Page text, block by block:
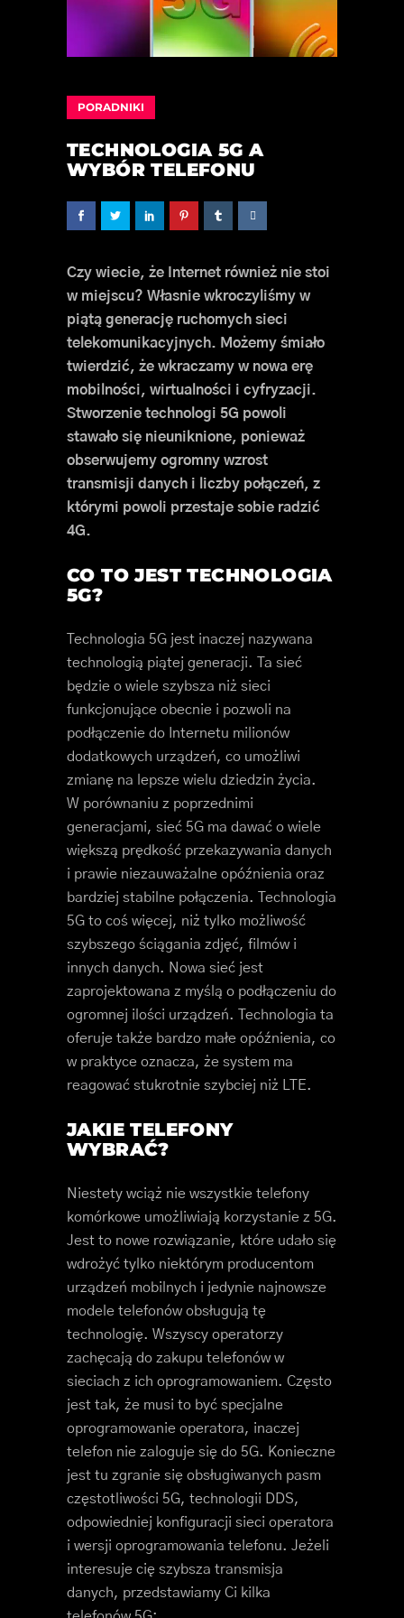
PORADNIKI
TECHNOLOGIA 5G A
WYBÓR TELEFONU
Czy wiecie, że Internet również nie stoi
w miejscu? Własnie wkroczyliśmy w
piątą generację ruchomych sieci
telekomunikacyjnych. Możemy śmiało
twierdzić, że wkraczamy w nowa erę
mobilności, wirtualności i cyfryzacji.
Stworzenie technologi 5G powoli
stawało się nieuniknione, ponieważ
obserwujemy ogromny wzrost
transmisji danych i liczby połączeń, z
którymi powoli przestaje sobie radzić
4G.
CO TO JEST TECHNOLOGIA
5G?
Technologia 5G jest inaczej nazywana
technologią piątej generacji. Ta sieć
będzie o wiele szybsza niż sieci
funkcjonujące obecnie i pozwoli na
podłączenie do Internetu milionów
dodatkowych urządzeń, co umożliwi
zmianę na lepsze wielu dziedzin życia.
W porównaniu z poprzednimi
generacjami, sieć 5G ma dawać o wiele
większą prędkość przekazywania danych
i prawie niezauważalne opóźnienia oraz
bardziej stabilne połączenia. Technologia
5G to coś więcej, niż tylko możliwość
szybszego ściągania zdjęć, filmów i
innych danych. Nowa sieć jest
zaprojektowana z myślą o podłączeniu do
ogromnej ilości urządzeń. Technologia ta
oferuje także bardzo małe opóźnienia, co
w praktyce oznacza, że system ma
reagować stukrotnie szybciej niż LTE.
JAKIE TELEFONY
WYBRAĆ?
Niestety wciąż nie wszystkie telefony
komórkowe umożliwiają korzystanie z 5G.
Jest to nowe rozwiązanie, które udało się
wdrożyć tylko niektórym producentom
urządzeń mobilnych i jedynie najnowsze
modele telefonów obsługują tę
technologię. Wszyscy operatorzy
zachęcają do zakupu telefonów w
sieciach z ich oprogramowaniem. Często
jest tak, że musi to być specjalne
oprogramowanie operatora, inaczej
telefon nie zaloguje się do 5G. Konieczne
jest tu zgranie się obsługiwanych pasm
częstotliwości 5G, technologii DDS,
odpowiedniej konfiguracji sieci operatora
i wersji oprogramowania telefonu. Jeżeli
interesuje cię szybsza transmisja
danych, przedstawiamy Ci kilka